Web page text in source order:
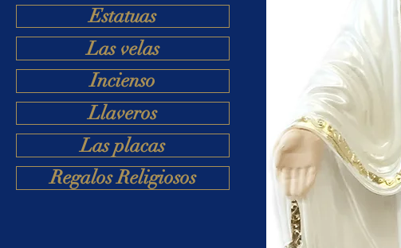
Estatuas
Las velas
Incienso
Llaveros
Las placas
Regalos Religiosos